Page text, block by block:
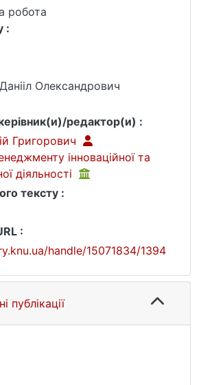
робота
:
Олександрович
редактор(и) :
Григорович
інноваційної та
діяльності
тексту :
:
handle/15071834/1394
публікації